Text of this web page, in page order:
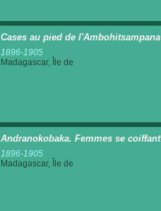
Cases au pied de l'Ambohitsampana
1896-1905
Madagascar, Île de
Andranokobaka. Femmes se coiffant
1896-1905
Madagascar, Île de